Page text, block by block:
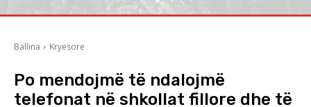
Ballina Kryesore
Po mendojmë të ndalojmë
telefonat në shkollat fillore dhe të